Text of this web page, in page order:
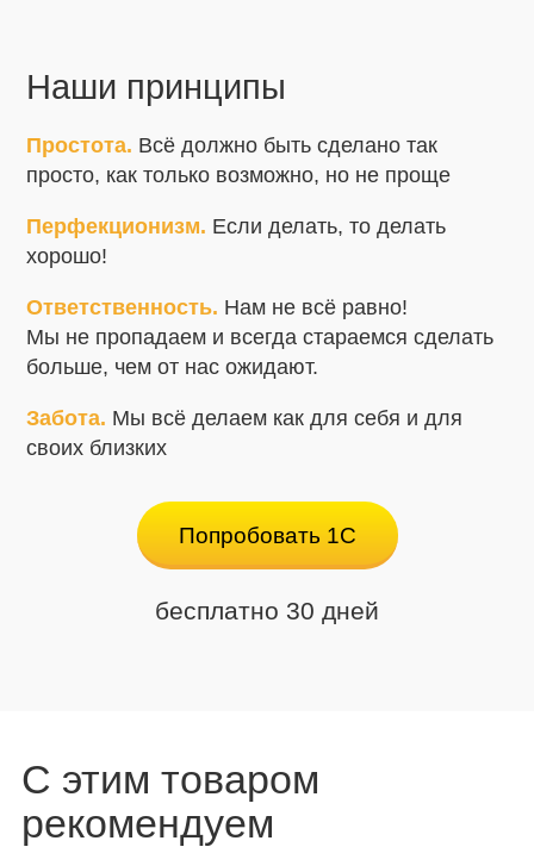
Наши принципы
Простота. Всё должно быть сделано так
просто, как только возможно, но не проще
Перфекционизм. Если делать, то делать
хорошо!
Ответственность. Нам не всё равно!
Мы не пропадаем и всегда стараемся сделать
больше, чем от нас ожидают.
Забота. Мы всё делаем как для себя и для
своих близких
Попробовать 1С
бесплатно 30 дней
С этим товаром
рекомендуем